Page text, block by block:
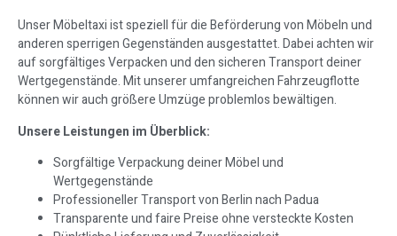
Unser Möbeltaxi ist speziell für die Beförderung von Möbeln und
anderen sperrigen Gegenständen ausgestattet. Dabei achten wir
auf sorgfältiges Verpacken und den sicheren Transport deiner
Wertgegenstände. Mit unserer umfangreichen Fahrzeugflotte
können wir auch größere Umzüge problemlos bewältigen.
Unsere Leistungen im Überblick:
Sorgfältige Verpackung deiner Möbel und
Wertgegenstände
Professioneller Transport von Berlin nach Padua
Transparente und faire Preise ohne versteckte Kosten